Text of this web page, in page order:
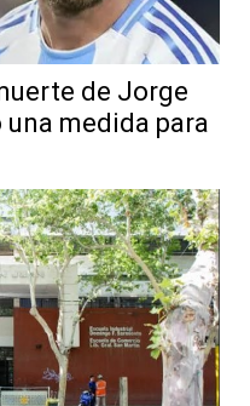
de Jorge
una medida para